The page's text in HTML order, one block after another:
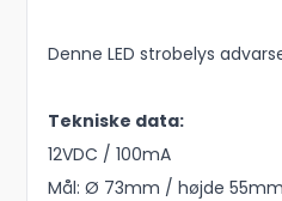
Denne LED strobelys
Tekniske data:
12VDC / 100mA
Mål: Ø 73mm / højde 55mm